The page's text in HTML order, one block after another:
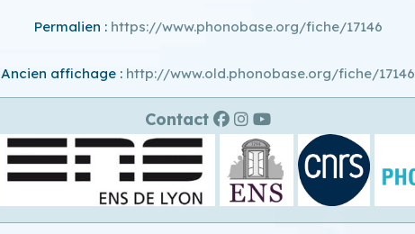
Permalien : https://www.phonobase.org/fiche/17146
Ancien affichage : http://www.old.phonobase.org/fiche/17146
Contact